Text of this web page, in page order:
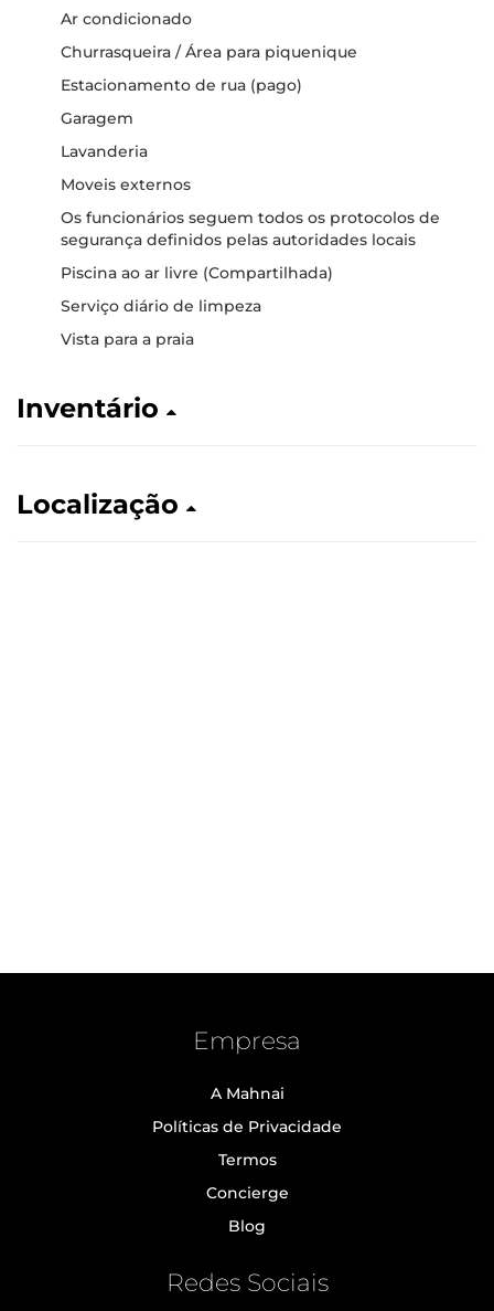
Ar condicionado
Churrasqueira / Área para piquenique
Estacionamento de rua (pago)
Garagem
Lavanderia
Moveis externos
Os funcionários seguem todos os protocolos de
segurança definidos pelas autoridades locais
Piscina ao ar livre (Compartilhada)
Serviço diário de limpeza
Vista para a praia
Inventário
Localização
Empresa
A Mahnai
Políticas de Privacidade
Termos
Concierge
Blog
Redes Sociais